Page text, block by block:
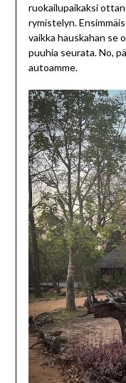
ruokailupaikaksi
rymistelyn.
vaikka hauskahan se
puuhia seurata. No,
autoamme.